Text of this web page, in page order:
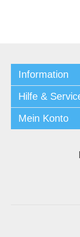
Information
Hilfe &
Mein Konto